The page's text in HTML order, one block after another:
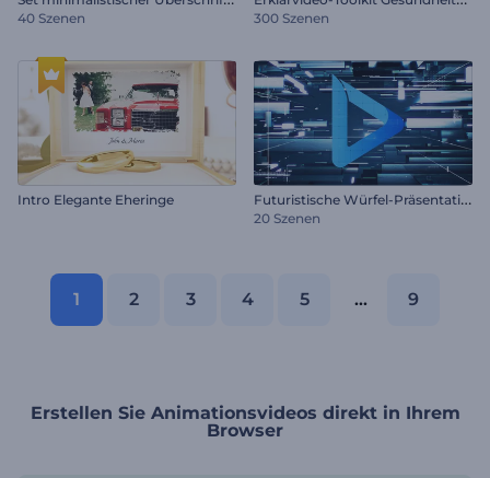
40 Szenen 300 Szenen
Intro Elegante Eheringe F
uturistische Würfel-Präsentation
20 Szenen
1 2 3 4 5 ... 9
Erstellen Sie Animationsvideos direkt in Ihrem
Browser